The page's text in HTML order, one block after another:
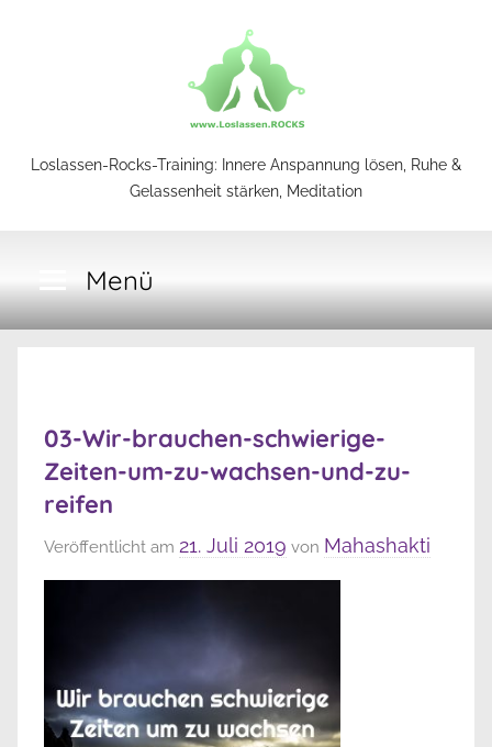
Loslassen-
Training
Loslassen-Rocks-Training: Innere Anspannung lösen, Ruhe &
Gelassenheit stärken, Meditation
Menü
03-Wir-brauchen-schwierige-
Zeiten-um-zu-wachsen-und-zu-
reifen
Veröffentlicht am 21. Juli 2019 von Mahashakti